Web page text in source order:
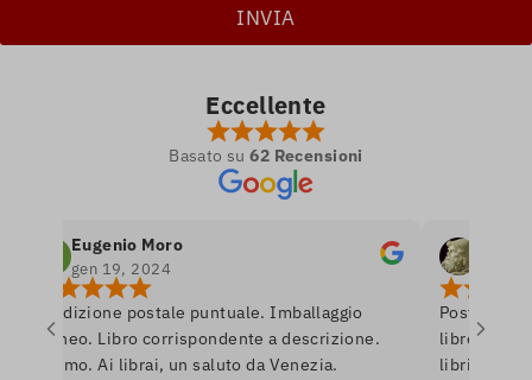
Eccellente
Basato su 62 Recensioni
Eugenio Moro
gen 19, 2024
Spedizione postale puntuale. Imballaggio
idoneo. Libro corrispondente a descrizione.
Ottimo. Ai librai, un saluto da Venezia.
ulisse
dic 26,
Posto in cui
librerie, e
libri. Entra e